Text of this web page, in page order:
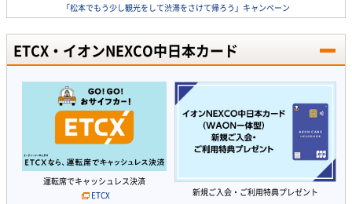
「松本でもう少し観光をして渋滞をさけて帰ろう」キャンペーン
ETCX・イオンNEXCO中日本カード
運転席でキャッシュレス決済
ETCX
新規ご入会・ご利用特典プレゼント